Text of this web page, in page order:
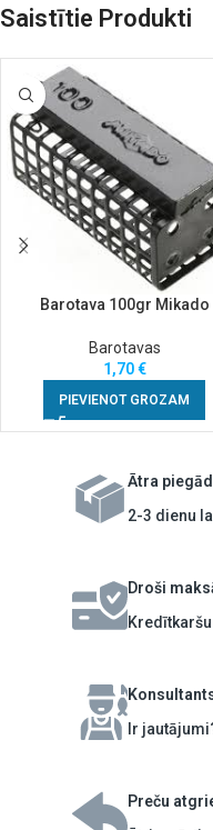
Saistītie Produkti
Barotava 100gr Mikado
Barotavas
1,70€
PIEVIENOT GROZAM
Ātra
2-3 dienu
Droši
Ir
Preču